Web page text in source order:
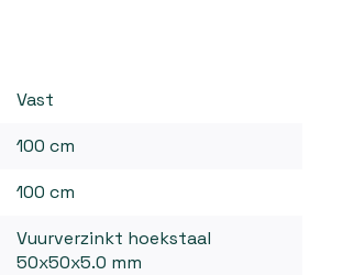
Vast
100 cm
100 cm
Vuurverzinkt hoekstaal
50x50x5.0 mm